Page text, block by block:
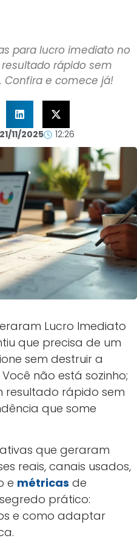
para lucro imediato no
rápido sem
Confira e comece já!
21/11/2025 12:26
Lucro Imediato
que precisa de um
sem destruir a
não está sozinho;
resultado rápido sem
que some
que geraram
reais, canais usados,
e métricas de
prático:
e como adaptar